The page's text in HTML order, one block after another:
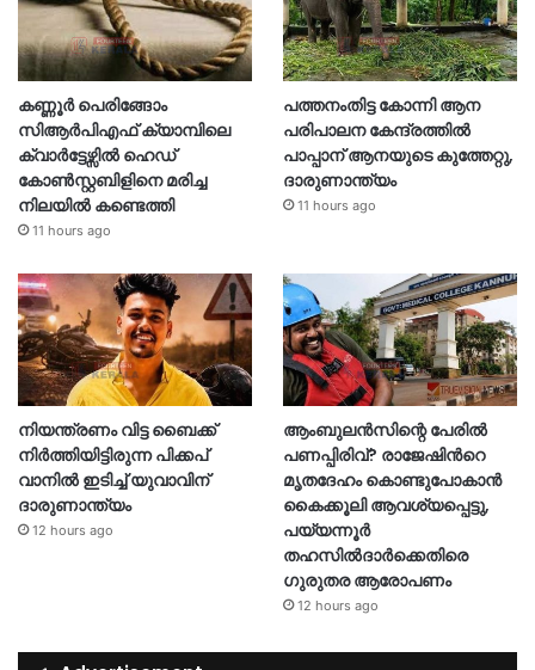
കണ്ണൂർ പെരിങ്ങോം
സിആർപിഎഫ് ക്യാമ്പിലെ
ക്വാർട്ടേഴ്സിൽ ഹെഡ്
കോൺസ്റ്റബിളിനെ മരിച്ച
നിലയിൽ കണ്ടെത്തി
11 hours ago
പത്തനംതിട്ട കോന്നി ആന
പരിപാലന കേന്ദ്രത്തിൽ
പാപ്പാന് ആനയുടെ കുത്തേറ്റു,
ദാരുണാന്ത്യം
11 hours ago
നിയന്ത്രണം വിട്ട ബൈക്ക്
നിർത്തിയിട്ടിരുന്ന പിക്കപ്
വാനിൽ ഇടിച്ച് യുവാവിന്
ദാരുണാന്ത്യം
12 hours ago
ആംബുലൻസിന്റെ പേരിൽ
പണപ്പിരിവ്? രാജേഷിന്‍റെ
മൃതദേഹം കൊണ്ടുപോകാൻ
കൈക്കൂലി ആവശ്യപ്പെട്ടു,
പയ്യന്നൂർ
തഹസിൽദാർക്കെതിരെ
ഗുരുതര ആരോപണം
12 hours ago